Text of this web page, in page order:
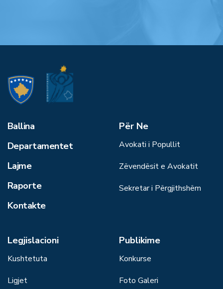
Ballina
Departamentet
Lajme
Raporte
Kontakte
Për Ne
Avokati i Popullit
Zëvendësit e Avokatit
Sekretar i Përgjithshëm
Legjislacioni
Kushtetuta
Ligjet
Publikime
Konkurse
Foto Galeri